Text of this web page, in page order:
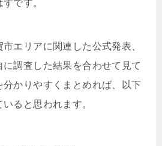
です。
エリアに関連した公式発表、
調査した結果を合わせて見て
かりやすくまとめれば、以下
ると思われます。